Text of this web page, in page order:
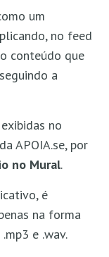
um
no feed
conteúdo que
a
no
APOIA.se, por
no Mural.
é
na forma
e .wav.